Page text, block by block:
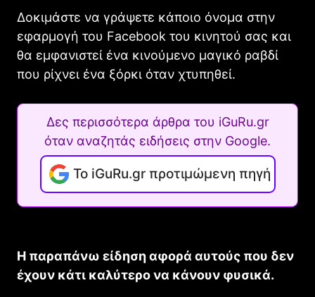
Δοκιμάστε να γράψετε κάποιο όνομα στην
εφαρμογή του Facebook του κινητού σας και
θα εμφανιστεί ένα κινούμενο μαγικό ραβδί
που ρίχνει ένα ξόρκι όταν χτυπηθεί.
Δες περισσότερα άρθρα του iGuRu.gr
όταν αναζητάς ειδήσεις στην Google.
Το iGuRu.gr προτιμώμενη πηγή
Η παραπάνω είδηση αφορά αυτούς που δεν
έχουν κάτι καλύτερο να κάνουν φυσικά.